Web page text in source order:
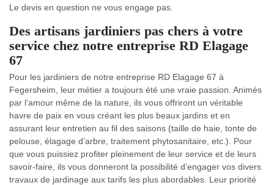
Le devis en question ne vous engage pas.
Des artisans jardiniers pas chers à votre
service chez notre entreprise RD Elagage
67
Pour les jardiniers de notre entreprise RD Elagage 67 à
Fegersheim, leur métier a toujours été une vraie passion. Animés
par l’amour même de la nature, ils vous offriront un véritable
havre de paix en vous créant les plus beaux jardins et en
assurant leur entretien au fil des saisons (taille de haie, tonte de
pelouse, élagage d’arbre, traitement phytosanitaire, etc.). Pour
que vous puissiez profiter pleinement de leur service et de leurs
savoir-faire, ils vous donneront la possibilité d’engager vos divers
travaux de jardinage aux tarifs les plus abordables. Leur priorité